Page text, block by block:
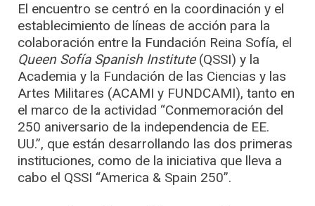
El encuentro se centró en la coordinación y el
establecimiento de líneas de acción para la
colaboración entre la Fundación Reina Sofía, el
Queen Sofía Spanish Institute(QSSI) y la
Academia y la Fundación de las Ciencias y las
Artes Militares (ACAMI y FUNDCAMI), tanto en
el marco de la actividad “Conmemoración del
250 aniversario de la independencia de EE.
UU.”, que están desarrollando las dos primeras
instituciones, como de la iniciativa que lleva a
cabo el QSSI “America & Spain 250”.